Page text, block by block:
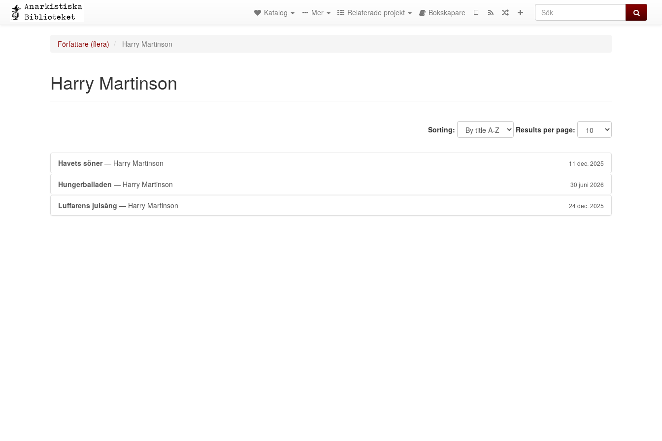
Sök
Katalog Mer Relaterade projekt Bokskapare
Författare (flera) Harry Martinson
Harry Martinson
Sorting: Results per page:
Havets söner— Harry Martinson 11 dec. 2025
Hungerballaden — Harry Martinson 30 juni 2026
Luffarens julsång — Harry Martinson 24 dec. 2025